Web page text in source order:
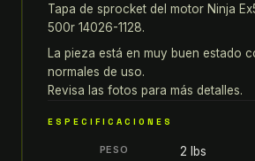
500
97-
09
500r
TAPA
DE
Tapa de sprocket del motor Ninja
500r 14026-1128.
La pieza está en muy buen estado
normales de uso.
Revisa las fotos para más detalles.
ESPECIFICACIONES
PESO 2 lbs